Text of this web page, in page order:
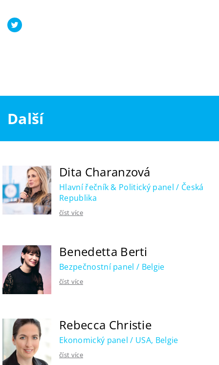
Další
Dita Charanzová
Hlavní řečník & Politický panel / Česká
Republika
číst více
Benedetta Berti
Bezpečnostní panel / Belgie
číst více
Rebecca Christie
Ekonomický panel / USA, Belgie
číst více